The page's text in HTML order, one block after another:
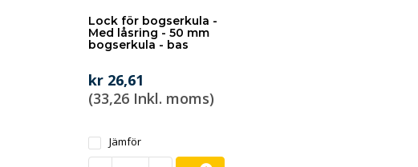
Lock för bogserkula -
Med låsring - 50 mm
bogserkula - bas
kr 26,61
(33,26 Inkl. moms)
Jämför